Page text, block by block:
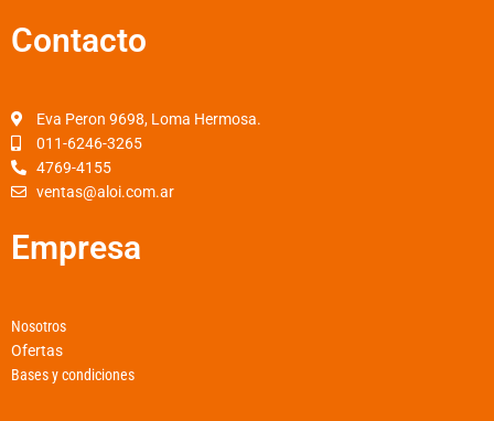
o
r
Contacto
Eva Peron 9698, Loma Hermosa.
011-6246-3265
4769-4155
ventas@aloi.com.ar
Empresa
Nosotros
Ofertas
Bases y condiciones